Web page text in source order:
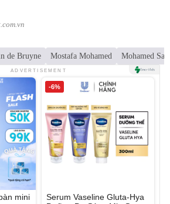
de Bruyne Mostafa Mohamed Mohamed
ADVERTISEMENT
mini
-6%
Serum Vaseline Gluta-Hya